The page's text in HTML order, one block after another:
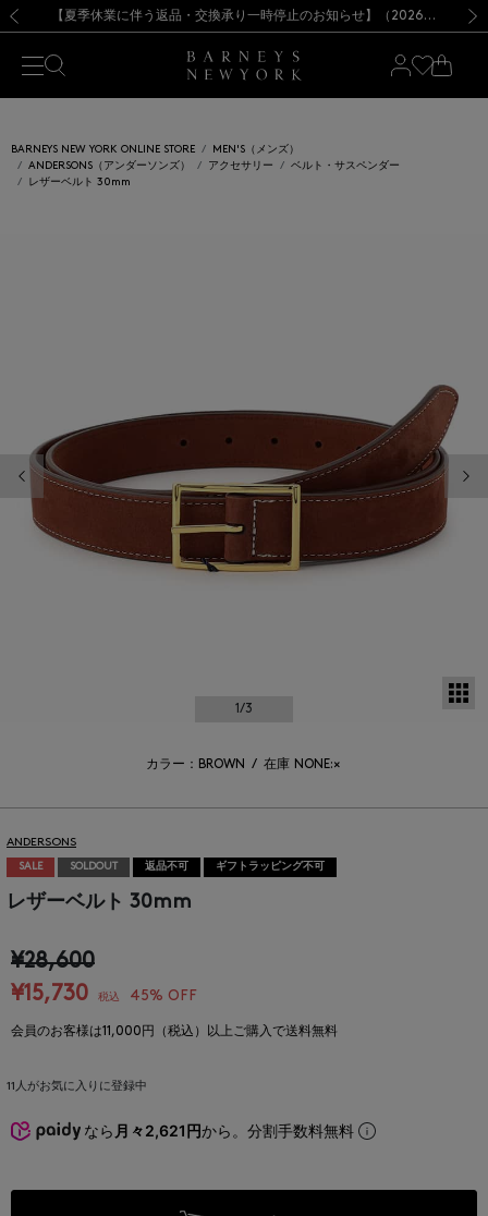
新規登録のお客様も対象！＜MY BARNEYS＞会員のお客様は11,000円（税込）以上のお買上げで常時送料無料！お買い物の際は会員登録を！
【夏季休業に伴う出荷一時停止のお知らせ】(2026.8.7) 【オンラインストア カスタマーセンター夏季休業に関するお知らせ】（2026.8.7）【夏季休業に伴う返品・交換承り一時停止のお知らせ】（2026.8.5）
熊本県を中心とした地震の影響によるお荷物のお届けについて
【開催中】SUMMER SALEのご案内・ご注意事項 新規登録のお客様も対象！＜MY BARNEYS＞会員のお客様は11,000円（税込）以上のお買上げで常時送料無料！お買い物の際は会員登録を！
【夏季休業に伴う出荷一時停止のお知らせ】(2026.8.7)
BARNEYS NEW YORK ONLINE STORE
MEN'S（メンズ）
ANDERSONS（アンダーソンズ）
アクセサリー
ベルト・サスペンダー
レザーベルト 30mm
前の画像
1/3
カラー：BROWN / 在庫 NONE:×
ANDERSONS
SALE SOLDOUT 返品不可 ギフトラッピング不可
レザーベルト 30mm
¥28,600
¥15,730
税込 45% OFF
会員のお客様は11,000円（税込）以上ご購入で送料無料
11 人がお気に入りに登録中
なら 月々2,621円から。分割手数料無料